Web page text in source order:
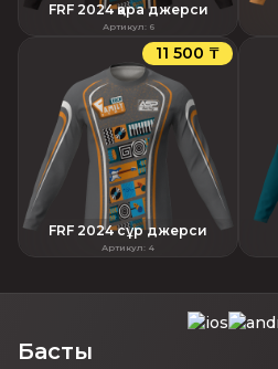
FRF 2024 қара джерси
Артикул: 6
11 500 ₸
FRF 2024 сұр джерси
Артикул: 4
Басты